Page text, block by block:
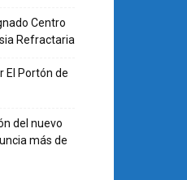
Centro
Refractaria
El Portón de
del nuevo
más de